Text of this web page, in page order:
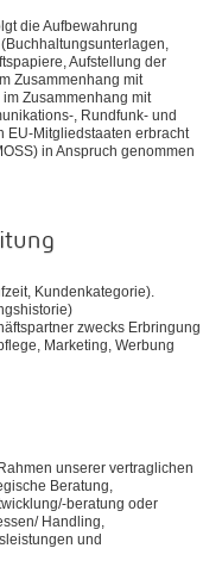
die Aufbewahrung
Aufstellung der
Zusammenhang mit
Zusammenhang mit
, Rundfunk- und
EU-Mitgliedstaaten erbracht
in Anspruch genommen
Kundenkategorie).
zwecks Erbringung
Marketing, Werbung
unserer vertraglichen
Beratung,
beratung oder
Handling,
und